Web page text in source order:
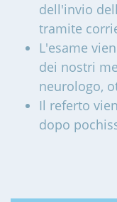
dell'invio
tramite
L'esame
dei nostri
neurologo,
Il referto
dopo